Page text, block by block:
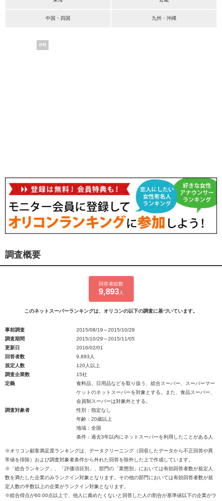
中国・四国 九州・沖縄
PR
調査概要
回答者総数
9,893人
このネットスーパーランキングは、オリコンの以下の調査に基づいています。
事前調査
2015/08/19～2015/10/28
調査期間
2015/10/29～2015/11/05
更新日
2016/02/01
回答者数
9,893人
規定人数
120人以上
調査企業数
15社
定義
食料品、日用品などを取り扱う、総合スーパー、スーパーマー
ケットのネットスーパーを対象とする。また、食品スーパー、
会員制スーパーは対象外とする。
調査対象者
性別：指定なし
年齢：20歳以上
地域：全国
条件：過去3年以内にネットスーパーを利用したことがある人
※オリコン顧客満足度ランキングは、データクリーニング（回収したデータから不正回答や異
常値を排除）および調査対象者条件から外れた回答を除外した上で作成しています。
※「総合ランキング」、「評価項目別」、部門の「業態別」においては有効回答者数が規定人
数を満たした企業のみランクイン対象となります。その他の部門においては有効回答者数が規
定人数の半数以上の企業がランクイン対象となります。
※総合得点が60.00点以上で、他人に薦めたくないと回答した人の割合が基準値以下の企業がラ